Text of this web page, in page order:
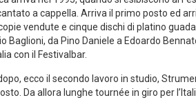
a cappella. Arriva il primo posto ed
vendute e cinque dischi di platino
Baglioni, da Pino Daniele a Edoardo
con il Festivalbar.
ecco il secondo lavoro in studio,
Da allora lunghe tournée in giro per